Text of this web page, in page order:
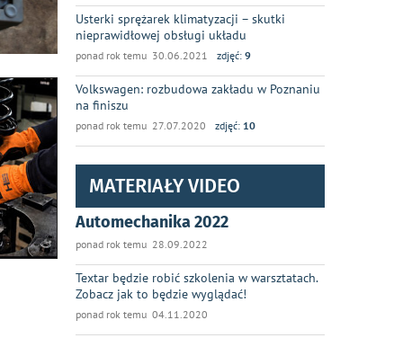
Usterki sprężarek klimatyzacji – skutki
nieprawidłowej obsługi układu
ponad rok temu 30.06.2021 zdjęć: 9
Volkswagen: rozbudowa zakładu w Poznaniu
na finiszu
ponad rok temu 27.07.2020 zdjęć: 10
MATERIAŁY VIDEO
Automechanika 2022
ponad rok temu 28.09.2022
Textar będzie robić szkolenia w warsztatach.
Zobacz jak to będzie wyglądać!
ponad rok temu 04.11.2020